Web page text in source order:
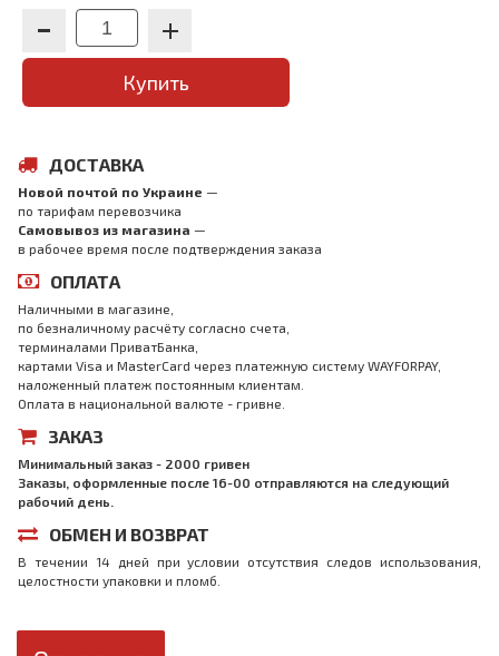
Купить
ДОСТАВКА
Новой почтой по Украине —
по тарифам перевозчика
Самовывоз из магазина —
в рабочее время после подтверждения заказа
ОПЛАТА
Наличными в магазине,
по безналичному расчёту согласно счета,
терминалами ПриватБанка,
картами Visa и MasterCard через платежную систему WAYFORPAY,
наложенный платеж постоянным клиентам.
Оплата в национальной валюте - гривне.
ЗАКАЗ
Минимальный заказ - 2000 гривен
Заказы, оформленные после 16-00 отправляются на следующий
рабочий день.
ОБМЕН И ВОЗВРАТ
В течении 14 дней при условии отсутствия следов использования,
целостности упаковки и пломб.